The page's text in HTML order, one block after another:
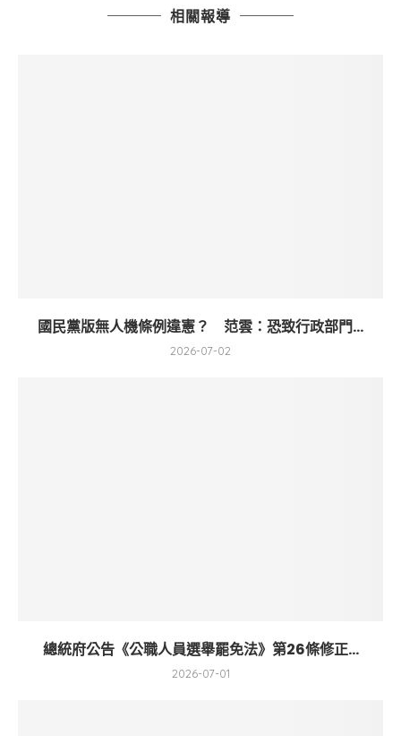
相關報導
國民黨版無人機條例違憲？ 范雲：恐致行政部門...
2026-07-02
總統府公告《公職人員選舉罷免法》第26條修正...
2026-07-01